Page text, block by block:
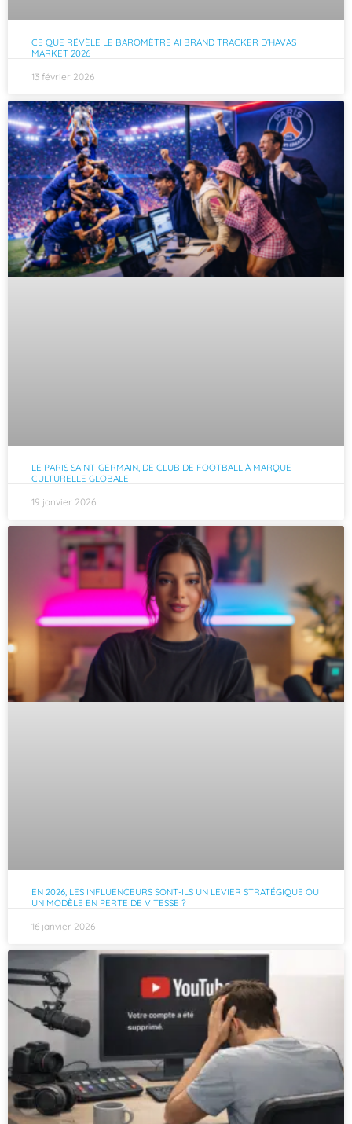
CE QUE RÉVÈLE LE BAROMÈTRE AI BRAND TRACKER D’HAVAS
MARKET 2026
13 février 2026
LE PARIS SAINT-GERMAIN, DE CLUB DE FOOTBALL À MARQUE
CULTURELLE GLOBALE
19 janvier 2026
EN 2026, LES INFLUENCEURS SONT-ILS UN LEVIER STRATÉGIQUE OU
UN MODÈLE EN PERTE DE VITESSE ?
16 janvier 2026